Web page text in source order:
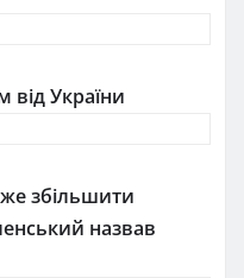
від України
збільшити
назвав